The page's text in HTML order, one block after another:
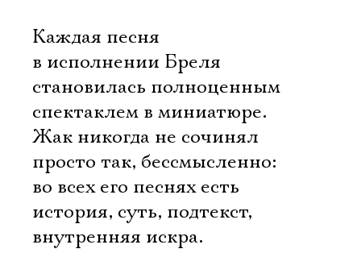
Каждая песня
в исполнении Бреля
становилась полноценным
спектаклем в миниатюре.
Жак никогда не сочинял
просто так, бессмысленно:
во всех его песнях есть
история, суть, подтекст,
внутренняя искра.